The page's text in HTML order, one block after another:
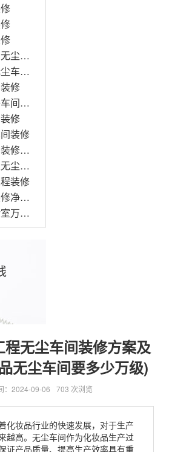
农产品开发有限公司无尘车间装修
深圳食品加工厂房无尘车间装修工程
修
深圳坪山化妆品洁净车间装修
修
装修
化妆品公司无尘车间装修工程
汽车电子行业十万级无尘车间装修
装修
万级电子无尘车间装修净化工程
半导体材料超净实验室万级无尘车间装修
无尘车间装修方案及
无尘车间要多少万级)
：2024-09-06 703 次浏览
化妆品行业的快速发展，对于生产
越高。无尘车间作为化妆品生产过
证产品质量、提高生产效率具有重